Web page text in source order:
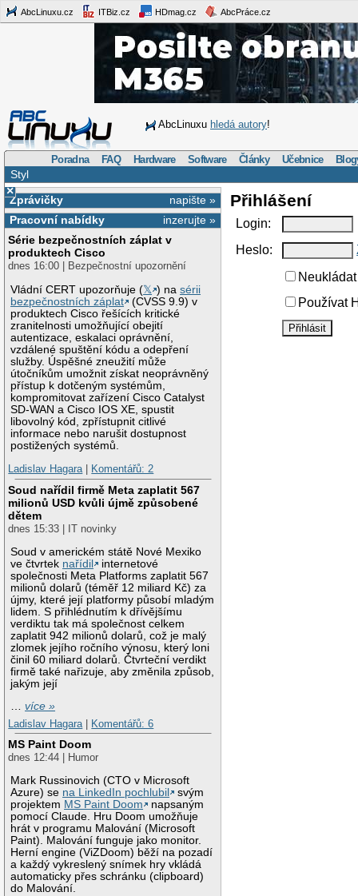
AbcLinuxu.cz ITBiz.cz HDmag.cz AbcPráce.cz
AbcLinuxu hledá autory!
Poradna FAQ Hardware Software Články Učebnice
Styl
×
napište »
Zprávičky
inzerujte »
Pracovní nabídky
Série bezpečnostních záplat v
produktech Cisco
dnes 16:00 | Bezpečnostní upozornění
Vládní CERT upozorňuje (𝕏 ) nasérii
bezpečnostních záplat
(CVSS 9.9) v
produktech Cisco řešících kritické
zranitelnosti umožňující obejití
autentizace, eskalaci oprávnění,
vzdálené spuštění kódu a odepření
služby. Úspěšné zneužití může
útočníkům umožnit získat neoprávněný
přístup k dotčeným systémům,
kompromitovat zařízení Cisco Catalyst
SD-WAN a Cisco IOS XE, spustit
libovolný kód, zpřístupnit citlivé
informace nebo narušit dostupnost
postižených systémů.
Ladislav Hagara| Komentářů: 2
Soud nařídil firmě Meta zaplatit 567
milionů USD kvůli újmě způsobené
dětem
dnes 15:33 | IT novinky
Soud v americkém státě Nové Mexiko
ve čtvrtek nařídil
internetové
společnosti Meta Platforms zaplatit 567
milionů dolarů (téměř 12 miliard Kč) za
újmy, které její platformy působí mladým
lidem. S přihlédnutím k dřívějšímu
verdiktu tak má společnost celkem
zaplatit 942 milionů dolarů, což je malý
zlomek jejího ročního výnosu, který loni
činil 60 miliard dolarů. Čtvrteční verdikt
firmě také nařizuje, aby změnila způsob,
jakým její
…více »
Ladislav Hagara
Komentářů: 6
MS Paint Doom
dnes 12:44 | Humor
Mark Russinovich (CTO v Microsoft
Azure) se na LinkedIn pochlubil
svým
projektem MS Paint Doom
napsaným
pomocí Claude. Hru Doom umožňuje
hrát v programu Malování (Microsoft
Paint). Malování funguje jako monitor.
Herní engine (ViZDoom) běží na pozadí
a každý vykreslený snímek hry vkládá
automaticky přes schránku (clipboard)
do Malování.
Přihlášení
Login:
Heslo:
Používat